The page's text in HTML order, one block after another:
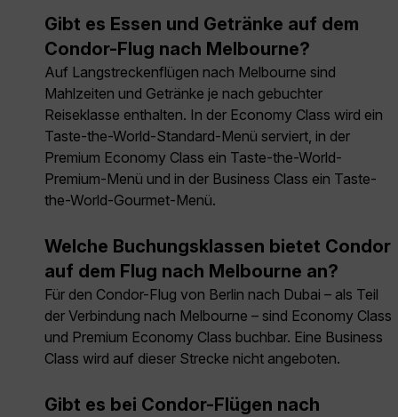
Gibt es Essen und Getränke auf dem
Condor-Flug nach Melbourne?
Auf Langstreckenflügen nach Melbourne sind
Mahlzeiten und Getränke je nach gebuchter
Reiseklasse enthalten. In der Economy Class wird ein
Taste-the-World-Standard-Menü serviert, in der
Premium Economy Class ein Taste-the-World-
Premium-Menü und in der Business Class ein Taste-
the-World-Gourmet-Menü.
Welche Buchungsklassen bietet Condor
auf dem Flug nach Melbourne an?
Für den Condor-Flug von Berlin nach Dubai – als Teil
der Verbindung nach Melbourne – sind Economy Class
und Premium Economy Class buchbar. Eine Business
Class wird auf dieser Strecke nicht angeboten.
Gibt es bei Condor-Flügen nach